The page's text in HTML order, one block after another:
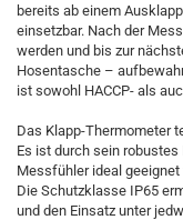
bereits ab einem
einsetzbar. Nach der
werden und bis zur
Hosentasche –
ist sowohl HACCP- als
Das Klapp-Thermometer
Es ist durch sein
Messfühler ideal
Die Schutzklasse IP65
und den Einsatz unter